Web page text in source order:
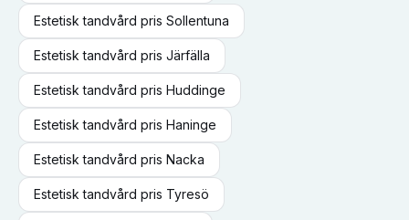
Estetisk tandvård pris Sollentuna
Estetisk tandvård pris Järfälla
Estetisk tandvård pris Huddinge
Estetisk tandvård pris Haninge
Estetisk tandvård pris Nacka
Estetisk tandvård pris Tyresö